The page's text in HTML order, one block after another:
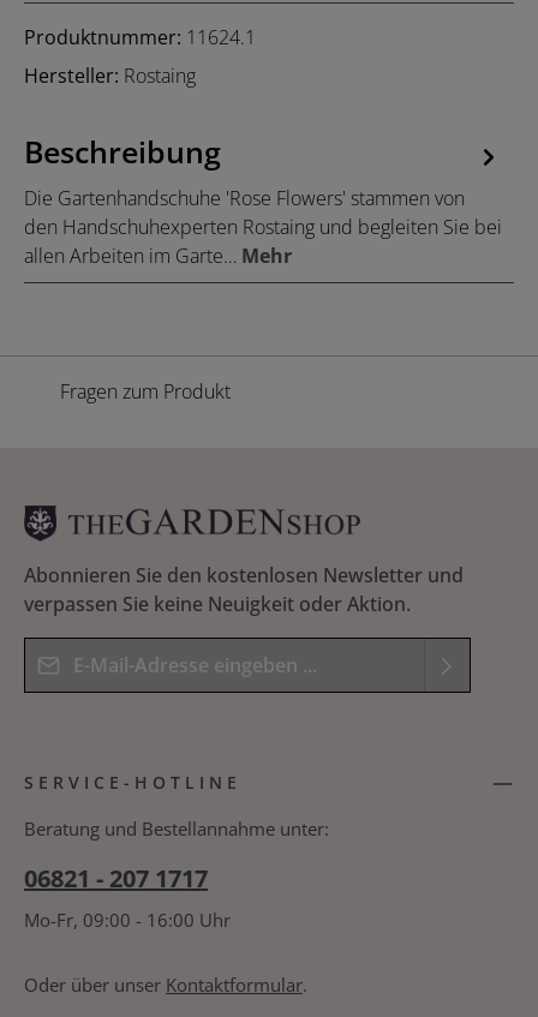
Produktnummer: 11624.1
Hersteller: Rostaing
Beschreibung
Die Gartenhandschuhe 'Rose Flowers' stammen von
den Handschuhexperten Rostaing und begleiten Sie bei
allen Arbeiten im Garte… Mehr
Fragen zum Produkt
Abonnieren Sie den kostenlosen Newsletter und
verpassen Sie keine Neuigkeit oder Aktion.
E-Mail-Adresse*
Kenntnis genommen und die
Bitte geben Sie das Ergebnis der Gleichung in das
SERVICE-HOTLINE
Beratung und Bestellannahme unter:
06821 - 207 1717
Mo-Fr, 09:00 - 16:00 Uhr
Oder über unser Kontaktformular.